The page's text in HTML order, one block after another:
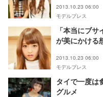
2013.10.23 06:00
モデルプレス
「本当にブ
が美にかける
2013.10.23 06:00
モデルプレス
タイで一度は
グルメ